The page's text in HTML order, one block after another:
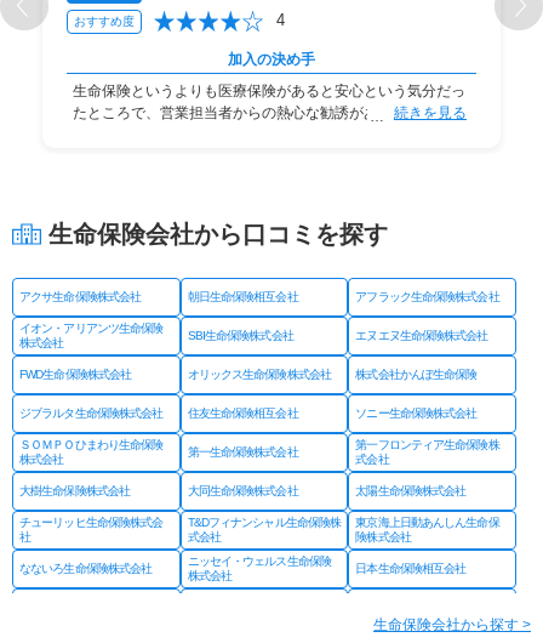
おすすめ度 4
加入の決め手
生命保険というよりも医療保険があると安心という気分だっ
たところで、営業担当者からの熱心な勧誘があり、続きを見る
生命保険会社から口コミを探す
アクサ生命保険株式会社 朝日生命保険相互会社 アフラック生命保険株式会社
イオン・アリアンツ生命保険
株式会社
SBI生命保険株式会社 エヌエヌ生命保険株式会社
FWD生命保険株式会社 オリックス生命保険株式会社 株式会社かんぽ生命保険
ジブラルタ生命保険株式会社 住友生命保険相互会社 ソニー生命保険株式会社
ＳＯＭＰＯひまわり生命保険
株式会社
第一生命保険株式会社
第一フロンティア生命保険株
式会社
大樹生命保険株式会社 大同生命保険株式会社 太陽生命保険株式会社
チューリッヒ生命保険株式会
社
T&Dフィナンシャル生命保険株
式会社
東京海上日動あんしん生命保
険株式会社
なないろ生命保険株式会社
ニッセイ・ウェルス生命保険
株式会社
日本生命保険相互会社
生命保険会社から探す >